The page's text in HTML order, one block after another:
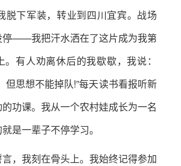
脱下军装，转业到四川宜宾。战场
停——我把汗水洒在了这片成为我第
有人劝离休后的我歇歇，我说：
但思想不能掉队!”每天读书看报听新
功课。我从一个农村娃成长为一名
是一辈子不停学习。
，我刻在骨头上。我始终记得参加